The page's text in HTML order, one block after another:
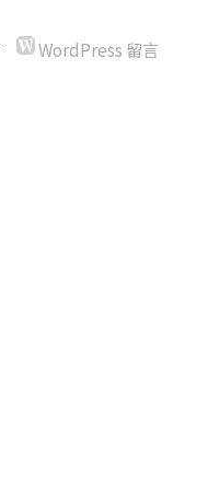
WordPress 留言